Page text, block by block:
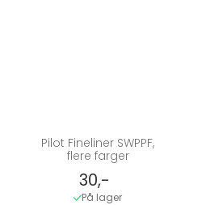
Pilot Fineliner SWPPF,
flere farger
30,-
På lager